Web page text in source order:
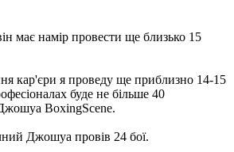
має намір провести ще близько 15
кар'єри я проведу ще приблизно 14-15
буде не більше 40
BoxingScene.
Джошуа провів 24 бої.